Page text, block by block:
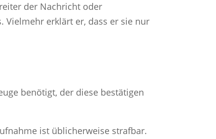
der Nachricht oder
Vielmehr erklärt er, dass er sie nur
benötigt, der diese bestätigen
ist üblicherweise strafbar.